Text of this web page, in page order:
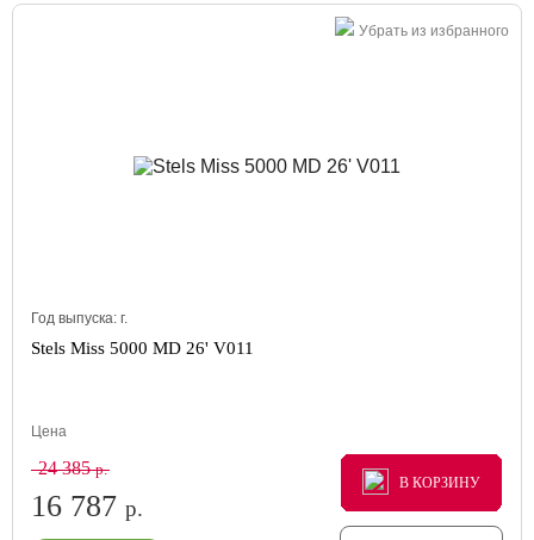
Убрать из избранного
Год выпуска: г.
Stels Miss 5000 MD 26' V011
Цена
24 385р.
16 787 р.
В КОРЗИНУ
В КОРЗИНУ
В КОРЗИНУ